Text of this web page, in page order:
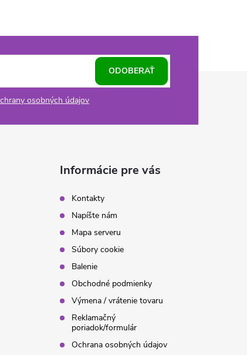
osobných údajov
ODOBERAŤ
Informácie pre vás
Kontakty
Napíšte nám
Mapa serveru
Súbory cookie
Balenie
Obchodné podmienky
Výmena / vrátenie tovaru
Reklamačný
poriadok/formulár
Ochrana osobných údajov